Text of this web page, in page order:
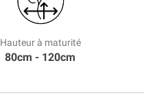
Hauteur à maturité
80cm - 120cm